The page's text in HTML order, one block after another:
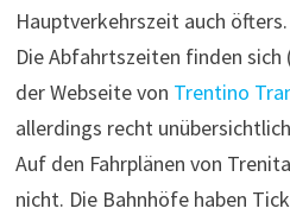
Hauptverkehrszeit auch öfters.
Die Abfahrtszeiten finden
der Webseite von Trentino
allerdings recht
Auf den Fahrplänen von
nicht. Die Bahnhöfe haben